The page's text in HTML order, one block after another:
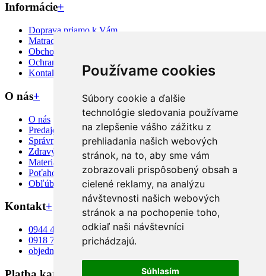
Používame cookies
Súbory cookie a ďalšie
technológie sledovania používame
na zlepšenie vášho zážitku z
prehliadania našich webových
stránok, na to, aby sme vám
zobrazovali prispôsobený obsah a
cielené reklamy, na analýzu
návštevnosti našich webových
stránok a na pochopenie toho,
odkiaľ naši návštevníci
prichádzajú.
Súhlasím
Informácie+
Doprava priamo k Vám
Matrac na mieru?
Obchodné podmienky
Ochrana osobných údajov
Kontakt
O nás+
O nás
Predajcovia
Správny výber
Zdravý spánok
Materiály
Poťahové látky
Obľúbené matrace
Kontakt+
0944 466 356
0918 771 002
objednavky@eshopmatratex.sk